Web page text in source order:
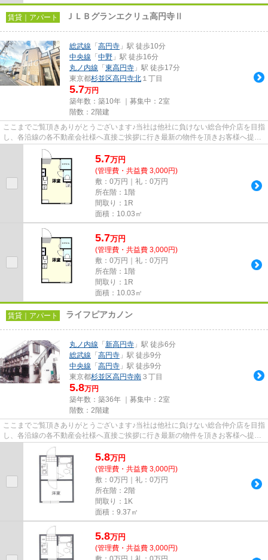
賃貸｜アパート ＪＬＢグランエクリュ高円寺Ⅱ
総武線 「 高円寺 」駅 徒歩10分
中央線 「 中野 」駅 徒歩16分
丸ノ内線 「 東高円寺 」駅 徒歩17分
東京都杉並区高円寺北 １丁目
5.7万円
築年数：築10年 ｜募集中： 2室
階数：2階建
ここまでご覧頂きありがとうございます♪当社は他社に負けない総合仲介店を目指
し、各沿線の各不動産会社様へ直接ご挨拶に行き最新の物件を頂きお客様へ提供
しております！最新の情報は...
5.7万円
(管理費・共益費 3,000円)
敷：0万円｜礼：0万円
所在階：1階
間取り：1R
面積：10.03㎡
5.7万円
(管理費・共益費 3,000円)
敷：0万円｜礼：0万円
所在階：1階
間取り：1R
面積：10.03㎡
賃貸｜アパート ライフピアカノン
丸ノ内線 「 新高円寺 」駅 徒歩6分
総武線 「 高円寺 」駅 徒歩9分
中央線 「 高円寺 」駅 徒歩9分
東京都杉並区高円寺南 ３丁目
5.8万円
築年数：築36年 ｜募集中： 2室
階数：2階建
ここまでご覧頂きありがとうございます♪当社は他社に負けない総合仲介店を目指
し、各沿線の各不動産会社様へ直接ご挨拶に行き最新の物件を頂きお客様へ提供
しております！最新の情報は...
5.8万円
(管理費・共益費 3,000円)
敷：0万円｜礼：0万円
所在階：2階
間取り：1K
面積：9.37㎡
5.8万円
(管理費・共益費 3,000円)